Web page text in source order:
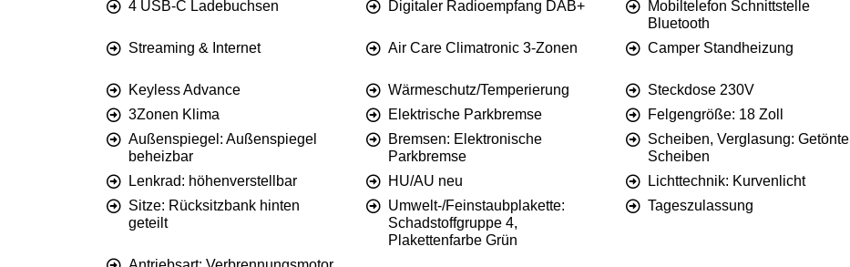
4 USB-C Ladebuchsen
Digitaler Radioempfang DAB+
Mobiltelefon Schnittstelle
Bluetooth
Streaming & Internet Air Care Climatronic 3-Zonen Camper Standheizung
Keyless Advance
Wärmeschutz/Temperierung Steckdose 230V
3Zonen Klima
Elektrische Parkbremse Felgengröße: 18 Zoll
Außenspiegel: Außenspiegel
beheizbar
Bremsen: Elektronische
Parkbremse
Scheiben, Verglasung: Getönte
Scheiben
Lenkrad: höhenverstellbar HU/AU neu Lichttechnik: Kurvenlicht
Sitze: Rücksitzbank hinten
geteilt
Umwelt-/Feinstaubplakette:
Schadstoffgruppe 4,
Plakettenfarbe Grün
Tageszulassung